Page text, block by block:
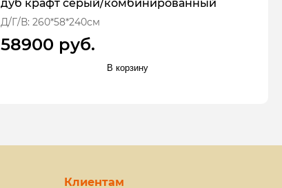
дуб крафт серый/комбинированный
Д/Г/В: 260*58*240см
58900 руб.
В корзину
Клиентам